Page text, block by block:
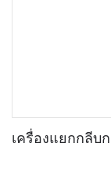
เครื่องแยกกลีบ